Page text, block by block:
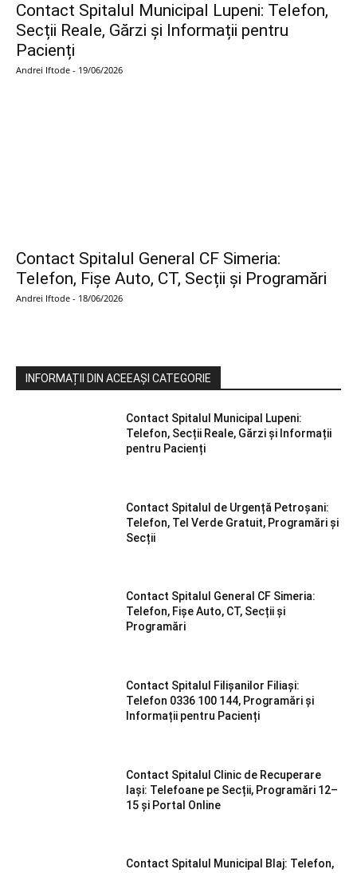
Contact Spitalul Municipal Lupeni: Telefon,
Secții Reale, Gărzi și Informații pentru
Pacienți
Andrei Iftode - 19/06/2026
Contact Spitalul General CF Simeria:
Telefon, Fișe Auto, CT, Secții și Programări
Andrei Iftode - 18/06/2026
INFORMAȚII DIN ACEEAȘI CATEGORIE
Contact Spitalul Municipal Lupeni:
Telefon, Secții Reale, Gărzi și Informații
pentru Pacienți
Contact Spitalul de Urgență Petroșani:
Telefon, Tel Verde Gratuit, Programări și
Secții
Contact Spitalul General CF Simeria:
Telefon, Fișe Auto, CT, Secții și
Programări
Contact Spitalul Filișanilor Filiași:
Telefon 0336 100 144, Programări și
Informații pentru Pacienți
Contact Spitalul Clinic de Recuperare
Iași: Telefoane pe Secții, Programări 12–
15 și Portal Online
Contact Spitalul Municipal Blaj: Telefon,